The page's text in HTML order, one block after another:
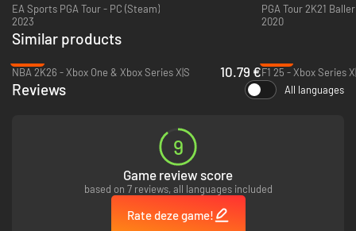
EA Sports PGA Tour - PC (Steam)
2023
PGA Tour 2K21
2020
Similar products
NBA 2K26 - Xbox One & Xbox Series X|S
10.79 €F1 25 - Xbox Series
Reviews All languages
9
Game review score
based on 7 reviews, all languages included
Rate deze game!